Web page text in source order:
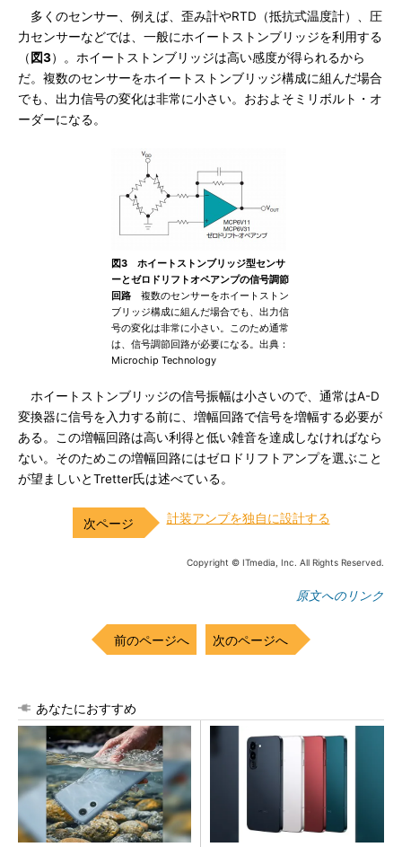
多くのセンサー、例えば、歪み計やRTD（抵抗式温度計）、圧
力センサーなどでは、一般にホイートストンブリッジを利用する
（ 図3）。ホイートストンブリッジは高い感度が得られるから
だ。複数のセンサーをホイートストンブリッジ構成に組んだ場合
でも、出力信号の変化は非常に小さい。おおよそミリボルト・オ
ーダーになる。
図3 ホイートストンブリッジ型センサ
ーとゼロドリフトオペアンプの信号調節
回路 複数のセンサーをホイートストン
ブリッジ構成に組んだ場合でも、出力信
号の変化は非常に小さい。このため通常
は、信号調節回路が必要になる。出典：
Microchip Technology
ホイートストンブリッジの信号振幅は小さいので、通常はA-D
変換器に信号を入力する前に、増幅回路で信号を増幅する必要が
ある。この増幅回路は高い利得と低い雑音を達成しなければなら
ない。そのためこの増幅回路にはゼロドリフトアンプを選ぶこと
が望ましいとTretter氏は述べている。
計装アンプを独自に設計する
Copyright © ITmedia, Inc. All Rights Reserved.
原文へのリンク
前のページへ 次のページへ
あなたにおすすめ